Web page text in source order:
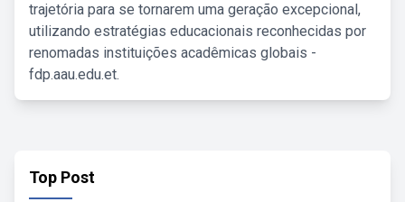
trajetória para se tornarem uma geração excepcional,
utilizando estratégias educacionais reconhecidas por
renomadas instituições acadêmicas globais -
fdp.aau.edu.et.
Top Post